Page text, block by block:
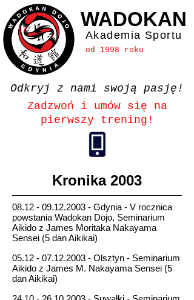
WADOKAN
Akademia Sportu
od 1998 roku
Odkryj z nami swoją pasję!
Zadzwoń i umów się na
pierwszy trening!
Kronika 2003
08.12 - 09.12.2003 - Gdynia - V rocznica
powstania Wadokan Dojo, Seminarium
Aikido z James Moritaka Nakayama
Sensei (5 dan Aikikai)
05.12 - 07.12.2003 - Olsztyn - Seminarium
Aikido z James M. Nakayama Sensei (5
dan Aikikai)